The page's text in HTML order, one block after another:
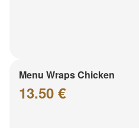
Menu Wraps Chicken
13.50 €